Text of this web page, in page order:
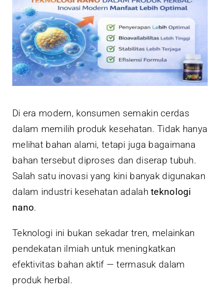
Di era modern, konsumen semakin cerdas
dalam memilih produk kesehatan. Tidak hanya
melihat bahan alami, tetapi juga bagaimana
bahan tersebut diproses dan diserap tubuh.
Salah satu inovasi yang kini banyak digunakan
dalam industri kesehatan adalahteknologi
nano.
Teknologi ini bukan sekadar tren, melainkan
pendekatan ilmiah untuk meningkatkan
efektivitas bahan aktif — termasuk dalam
produk herbal.